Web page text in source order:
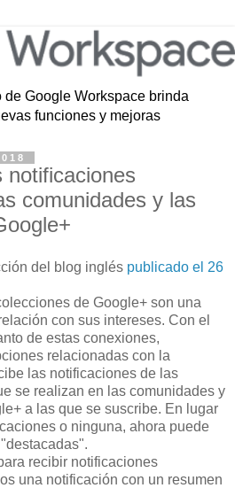
Google Workspace brinda
funciones y mejoras
notificaciones
comunidades y las
del blog inglés publicado el 26
de Google+ son una
con sus intereses. Con el
de estas conexiones,
relacionadas con la
las notificaciones de las
se realizan en las comunidades y
a las que se suscribe. En lugar
o ninguna, ahora puede
recibir notificaciones
una notificación con un resumen